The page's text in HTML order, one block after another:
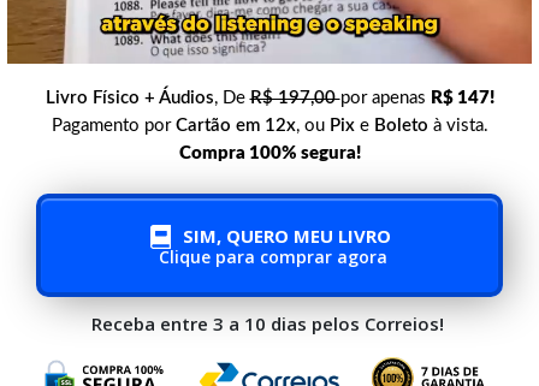
Livro Físico + Áudios, DeR$ 197,00por apenas R$ 147!
Pagamento por Cartão em 12x, ou Pix e Boleto à vista.
Compra 100% segura!
SIM, QUERO MEU LIVRO
Clique para comprar agora
Receba entre 3 a 10 dias pelos Correios!